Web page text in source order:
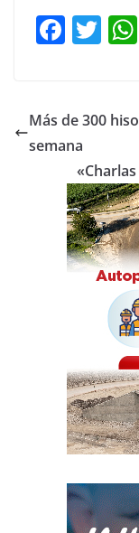
F
e
b
o
o
k
T
er
Más de 300
semana